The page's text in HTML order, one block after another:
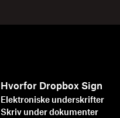
Hvorfor Dropbox Sign
Elektroniske underskrifter
Skriv under dokumenter